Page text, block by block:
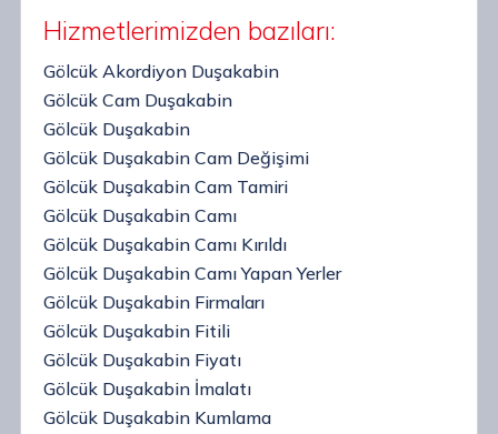
Hizmetlerimizden bazıları:
Gölcük Akordiyon Duşakabin
Gölcük Cam Duşakabin
Gölcük Duşakabin
Gölcük Duşakabin Cam Değişimi
Gölcük Duşakabin Cam Tamiri
Gölcük Duşakabin Camı
Gölcük Duşakabin Camı Kırıldı
Gölcük Duşakabin Camı Yapan Yerler
Gölcük Duşakabin Firmaları
Gölcük Duşakabin Fitili
Gölcük Duşakabin Fiyatı
Gölcük Duşakabin İmalatı
Gölcük Duşakabin Kumlama